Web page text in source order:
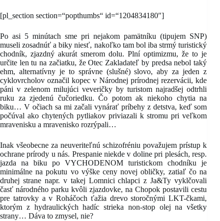
[pl_section section=“popthumbs“ id=“1204834180″]
Po asi 5 minútach sme pri nejakom pamätníku (tipujem SNP)
museli zosadnúť a biky niesť, nakoľko tam bol iba strmý turistický
chodník, zjazdný akurát smerom dolu. Plní optimizmu, že to je
určite len tu na začiatku, že Otec Zakladateľ by predsa nebol taký
ehm, alternatívny je to správne (slušné) slovo, aby za jeden z
cyklovrcholov označil kopec v Národnej prírodnej rezervácii, kde
páni v zelenom milujúci veveričky by turistom najradšej odtrhli
ruku za zjedenú čučoriedku. Čo potom ak niekoho chytia na
biku… V očiach sa mi začali vynárať príbehy z detstva, keď som
počúval ako chytených pytliakov priviazali k stromu pri veľkom
mravenisku a mravenisko rozrýpali…
Inak všeobecne za neuveriteľnú schizofréniu považujem prístup k
ochrane prírody u nás. Prespanie niekde v doline pri plesách, resp.
jazda na biku po VYCHODENOM turistickom chodníku je
minimálne na pokutu vo výške ceny novej obličky, zatiaľ čo na
druhej strane napr. v takej Lomnici chlapci z Ja&Ty vyklčovali
časť národného parku kvôli zjazdovke, na Chopok postavili cestu
pre tatrovky a v Roháčoch ťažia drevo storočnými LKT-čkami,
ktorým z hydraulických hadíc strieka non-stop olej na všetky
strany… Dáva to zmysel, nie?